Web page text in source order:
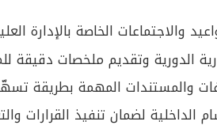
والاجتماعات الخاصة بالإدارة
الدورية وتقديم ملخصات دقيقة
والمستندات المهمة بطريقة
الداخلية لضمان تنفيذ القرارات